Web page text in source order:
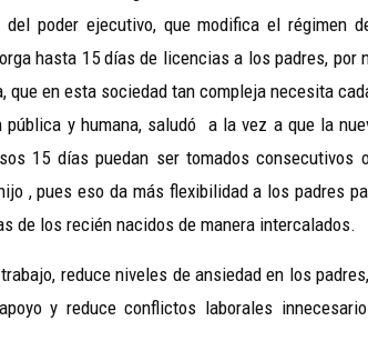
del poder ejecutivo, que modifica el régimen
hasta 15 días de licencias a los padres, por
que en esta sociedad tan compleja necesita
y humana, saludó a la vez a que la
15 días puedan ser tomados consecutivos
, pues eso da más flexibilidad a los padres
de los recién nacidos de manera intercalados.
reduce niveles de ansiedad en los
y reduce conflictos laborales